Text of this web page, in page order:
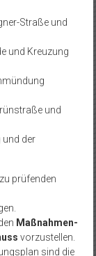
Straße und
und Kreuzung
und
der
prüfenden
Maßnahmen-
vorzustellen.
sind die